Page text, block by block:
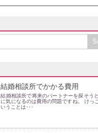
結婚相談所でかかる費用
結婚相談所で将来のパートナーを探そう
に気になるのは費用の問題ですね。 けっ
いうことは･･･